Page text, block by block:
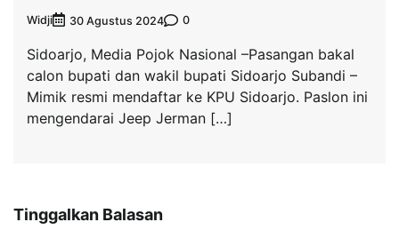
Widji 30 Agustus 2024 0
Sidoarjo, Media Pojok Nasional –Pasangan bakal
calon bupati dan wakil bupati Sidoarjo Subandi –
Mimik resmi mendaftar ke KPU Sidoarjo. Paslon ini
mengendarai Jeep Jerman […]
Tinggalkan Balasan